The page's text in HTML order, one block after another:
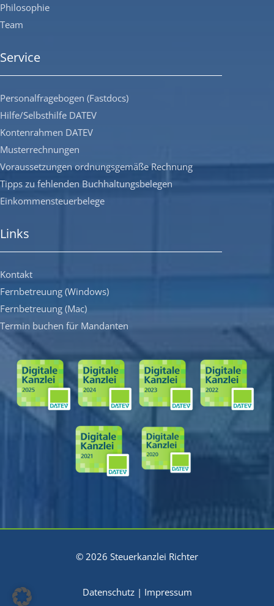
Philosophie
Team
Service
Personalfragebogen (Fastdocs)
Hilfe/Selbsthilfe DATEV
Kontenrahmen DATEV
Musterrechnungen
Voraussetzungen ordnungsgemäße Rechnung
Tipps zu fehlenden Buchhaltungsbelegen
Einkommensteuerbelege
Links
Kontakt
Fernbetreuung (Windows)
Fernbetreuung (Mac)
Termin buchen für Mandanten
© 2026 Steuerkanzlei Richter
Datenschutz| Impressum